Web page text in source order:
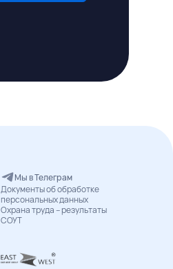
Мы в Телеграм
Документы об обработке
персональных данных
Охрана труда – результаты
СОУТ